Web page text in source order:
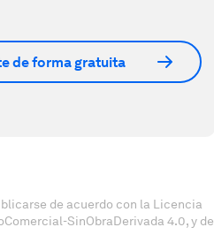
de forma gratuita
de acuerdo con la Licencia
SinObraDerivada 4.0, y de